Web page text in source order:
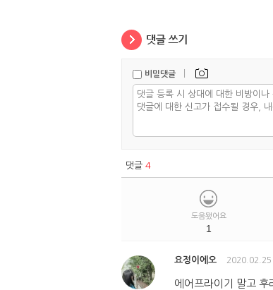
비밀댓글 |
댓글 4
도움됐어요
1
요정이에오 2020.02.25
에어프라이기 말고 후